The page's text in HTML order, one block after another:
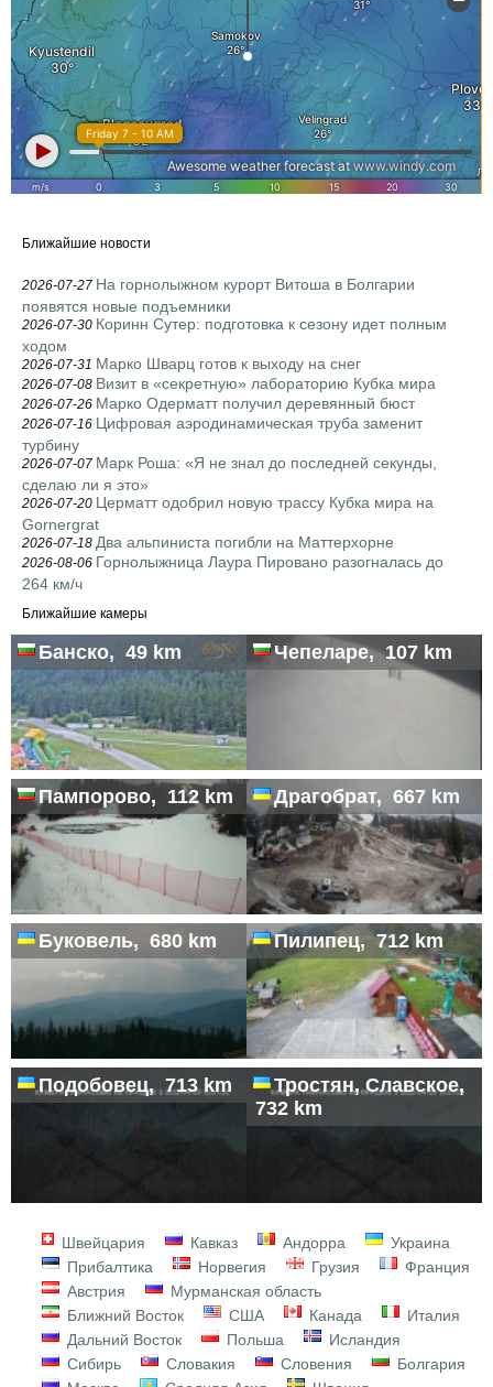
Ближайшие новости
2026-07-27 На горнолыжном курорт Витоша в Болгарии
появятся новые подъемники
2026-07-30 Коринн Сутер: подготовка к сезону идет полным
ходом
2026-07-31 Марко Шварц готов к выходу на снег
2026-07-08 Визит в «секретную» лабораторию Кубка мира
2026-07-26 Марко Одерматт получил деревянный бюст
2026-07-16 Цифровая аэродинамическая труба заменит
турбину
2026-07-07 Марк Роша: «Я не знал до последней секунды,
сделаю ли я это»
2026-07-20 Церматт одобрил новую трассу Кубка мира на
Gornergrat
2026-07-18 Два альпиниста погибли на Маттерхорне
2026-08-06 Горнолыжница Лаура Пировано разогналась до
264 км/ч
Ближайшие камеры
Банско, 49 km Чепеларе, 107 km
Пампорово, 112 km Драгобрат, 667 km
Буковель, 680 km Пилипец, 712 km
Подобовец, 713 km
Тростян, Славское,
732 km
Швейцария Кавказ Андорра
Украина
Прибалтика
Норвегия Грузия
Франция
Австрия
Мурманская область
Ближний Восток
США Канада
Италия
Дальний Восток
Польша
Исландия
Сибирь
Словакия Словения
Болгария